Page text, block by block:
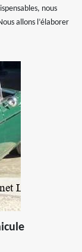
nous
allons l’élaborer